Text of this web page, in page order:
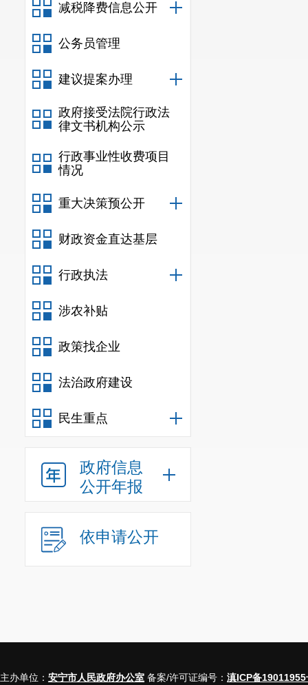
减税降费信息公开
公务员管理
建议提案办理
政府接受法院行政法
律文书机构公示
行政事业性收费项目
情况
重大决策预公开
财政资金直达基层
行政执法
涉农补贴
政策找企业
法治政府建设
民生重点
政府信息
公开年报
依申请公开
主办单位： 安宁市人民政府办公室 备案/许可证编号： 滇ICP备